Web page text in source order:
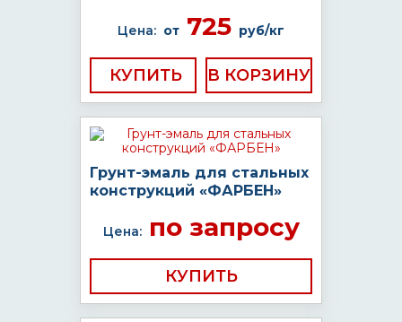
Цена: от 725 руб/кг
КУПИТЬ
Грунт-эмаль для стальных
конструкций «ФАРБЕН»
Цена:по запросу
КУПИТЬ